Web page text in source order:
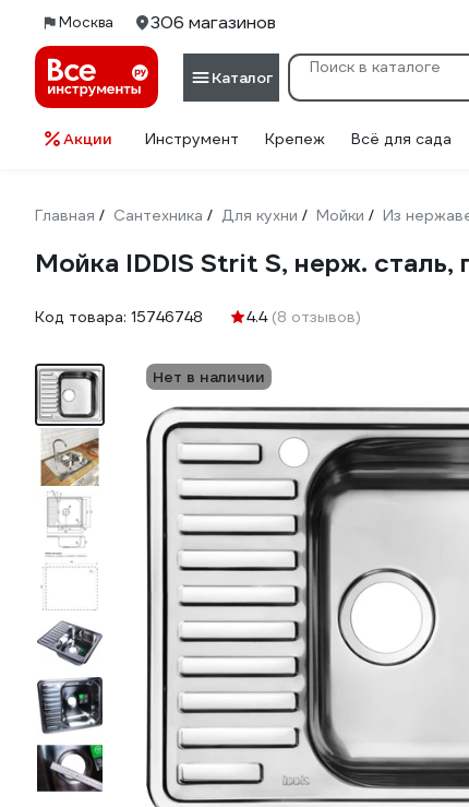
Москва 306 магазинов
Каталог
Акции Инструмент Крепеж Всё для сада
Главная / Сантехника / Для кухни / Мойки / Из
Мойка IDDIS Strit S, нерж. сталь,
Код товара: 15746748 4.4 (8 отзывов)
Нет в наличии